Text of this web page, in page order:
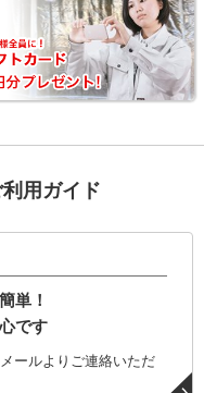
用ガイド
単！
です
ールよりご連絡いただ